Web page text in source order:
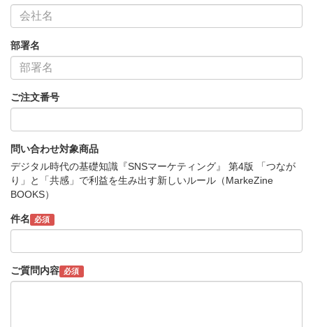
部署名
ご注文番号
問い合わせ対象商品
デジタル時代の基礎知識『SNSマーケティング』 第4版 「つなが
り」と「共感」で利益を生み出す新しいルール（MarkeZine
BOOKS）
件名 必須
ご質問内容 必須